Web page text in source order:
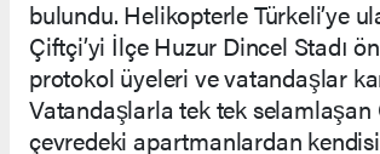
bulundu. Helikopterle Türkeli’ye
Çiftçi’yi İlçe Huzur Dincel Stadı
protokol üyeleri ve vatandaşlar
Vatandaşlarla tek tek selamlaşan
çevredeki apartmanlardan